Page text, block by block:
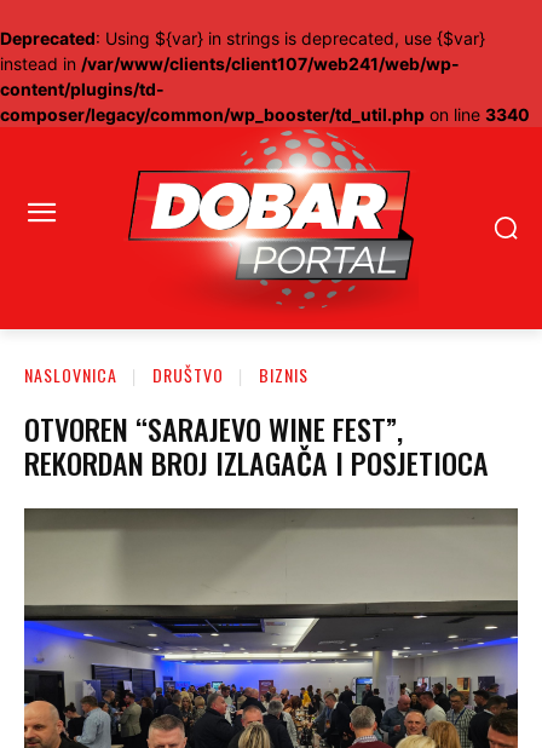
Deprecated: Using ${var} in strings is deprecated, use {$var}
instead in /var/www/clients/client107/web241/web/wp-
content/plugins/td-
composer/legacy/common/wp_booster/td_util.php on line 3340
NASLOVNICA DRUŠTVO BIZNIS
OTVOREN “SARAJEVO WINE FEST”,
REKORDAN BROJ IZLAGAČA I POSJETIOCA